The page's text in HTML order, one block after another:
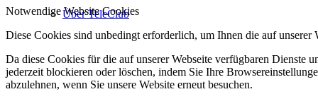
Über TeleClub
Notwendige Website Cookies
Diese Cookies sind unbedingt erforderlich, um Ihnen die auf
Da diese Cookies für die auf unserer Webseite verfügbaren
jederzeit blockieren oder löschen, indem Sie Ihre
abzulehnen, wenn Sie unsere Website erneut besuchen.